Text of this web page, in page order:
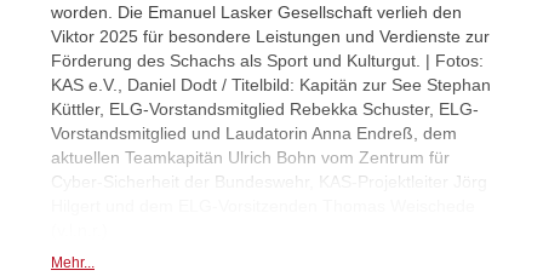
worden. Die Emanuel Lasker Gesellschaft verlieh den
Viktor 2025 für besondere Leistungen und Verdienste zur
Förderung des Schachs als Sport und Kulturgut. | Fotos:
KAS e.V., Daniel Dodt / Titelbild: Kapitän zur See Stephan
Küttler, ELG-Vorstandsmitglied Rebekka Schuster, ELG-
Vorstandsmitglied und Laudatorin Anna Endreß, dem
aktuellen Teamkapitän Ulrich Bohn vom Zentrum für
Cyber-Sicherheit der Bundeswehr, KAS-Projektleiter Jörg
Mehr...